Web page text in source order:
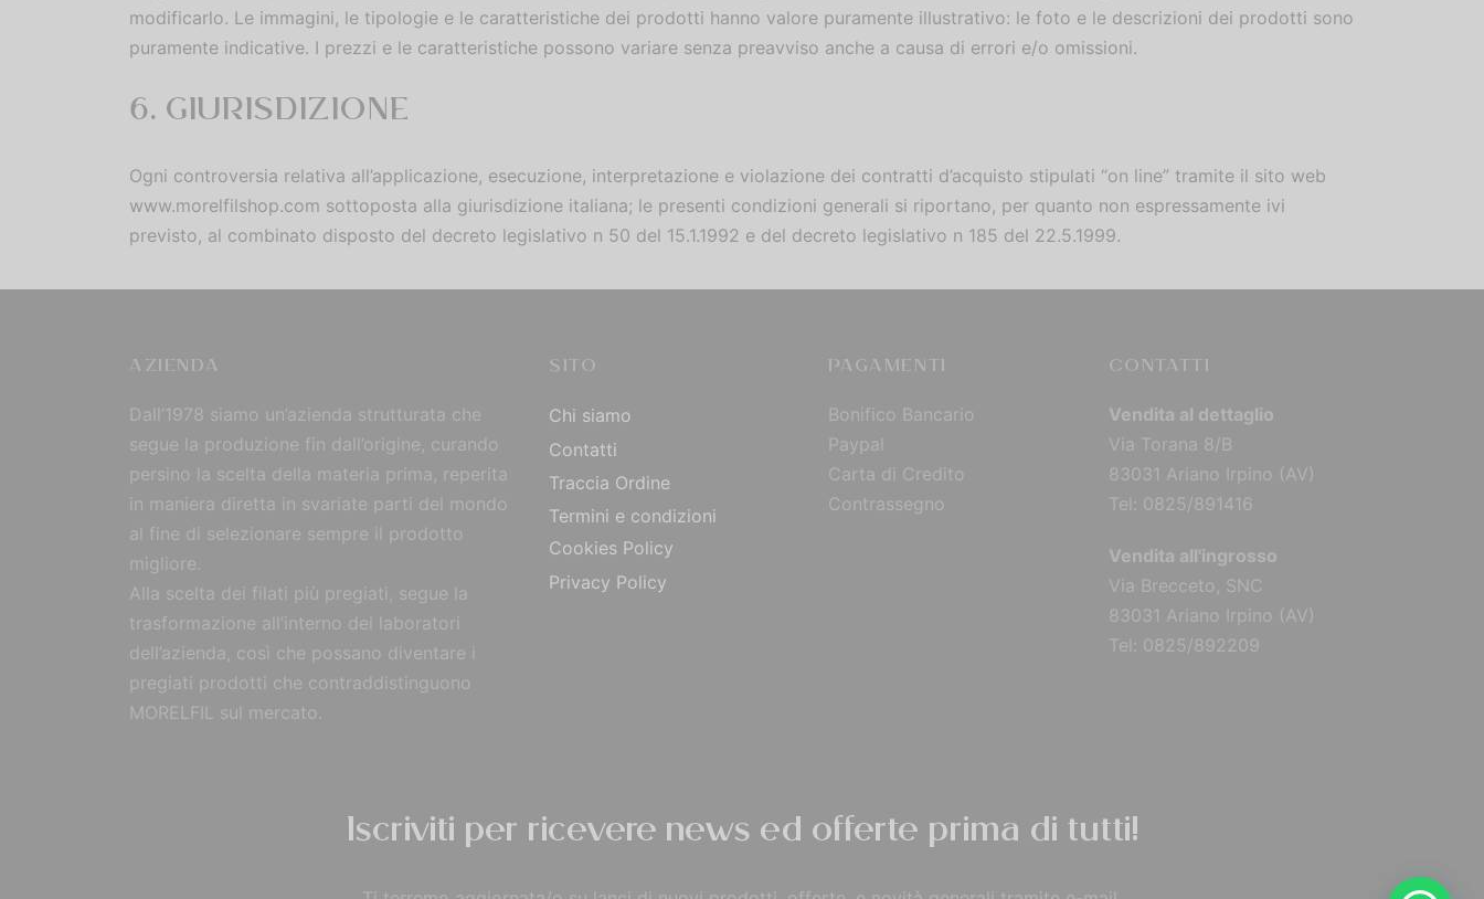
modificarlo. Le immagini, le tipologie e le caratteristiche dei prodotti hanno valore puramente illustrativo: le foto e le descrizioni dei prodotti sono
puramente indicative. I prezzi e le caratteristiche possono variare senza preavviso anche a causa di errori e/o omissioni.
6. GIURISDIZIONE
Ogni controversia relativa all’applicazione, esecuzione, interpretazione e violazione dei contratti d’acquisto stipulati “on line” tramite il sito web
www.morelfilshop.com sottoposta alla giurisdizione italiana; le presenti condizioni generali si riportano, per quanto non espressamente ivi
previsto, al combinato disposto del decreto legislativo n 50 del 15.1.1992 e del decreto legislativo n 185 del 22.5.1999.
AZIENDA
Dall’1978 siamo un’azienda strutturata che
segue la produzione fin dall’origine, curando
persino la scelta della materia prima, reperita
in maniera diretta in svariate parti del mondo
al fine di selezionare sempre il prodotto
migliore.
Alla scelta dei filati più pregiati, segue la
trasformazione all’interno dei laboratori
dell’azienda, così che possano diventare i
pregiati prodotti che contraddistinguono
MORELFIL sul mercato.
SITO
Chi siamo
Contatti
Traccia Ordine
Termini e condizioni
Cookies Policy
Privacy Policy
PAGAMENTI
Bonifico Bancario
Paypal
Carta di Credito
Contrassegno
CONTATTI
Vendita al dettaglio
Via Torana 8/B
83031 Ariano Irpino (AV)
Tel: 0825/891416
Vendita all'ingrosso
Via Brecceto, SNC
83031 Ariano Irpino (AV)
Tel: 0825/892209
Iscriviti per ricevere news ed offerte prima di tutti!